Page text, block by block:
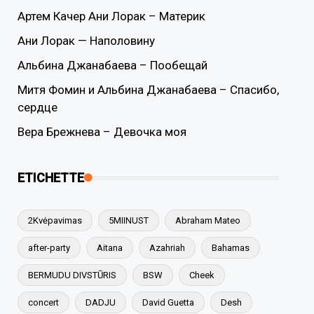
Артем Качер Ани Лорак – Материк
Ани Лорак — Наполовину
Альбина Джанабаева – Пообещай
Митя Фомин и Альбина Джанабаева – Спасибо,
сердце
Вера Брежнева – Девочка моя
ETICHETTE
2Kvėpavimas 5MIINUST Abraham Mateo
after-party Aitana Azahriah Bahamas
BERMUDU DIVSTŪRIS BSW Cheek
concert DADJU David Guetta Desh